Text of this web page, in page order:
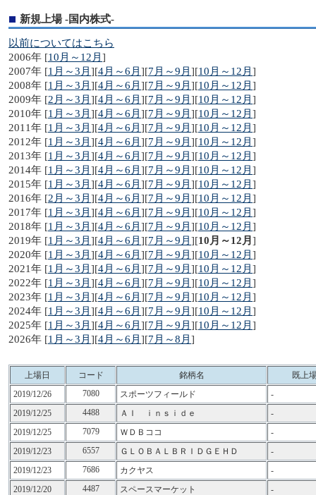
新規上場 -国内株式-
以前についてはこちら
2006年 [10月～12月 ]
2007年 [1月～3月 ][4月～6月 ][7月～9月 ][10月～12月 ]
2008年 [1月～3月 ][4月～6月 ][7月～9月 ][10月～12月 ]
2009年 [2月～3月 ][4月～6月 ][7月～9月 ][10月～12月 ]
2010年 [1月～3月 ][4月～6月 ][7月～9月 ][10月～12月 ]
2011年 [1月～3月 ][4月～6月 ][7月～9月 ][10月～12月 ]
2012年 [1月～3月 ][4月～6月 ][7月～9月 ][10月～12月 ]
2013年 [1月～3月 ][4月～6月 ][7月～9月 ][10月～12月 ]
2014年 [1月～3月 ][4月～6月 ][7月～9月 ][10月～12月 ]
2015年 [1月～3月 ][4月～6月 ][7月～9月 ][10月～12月 ]
2016年 [2月～3月 ][4月～6月 ][7月～9月 ][10月～12月 ]
2017年 [1月～3月 ][4月～6月 ][7月～9月 ][10月～12月 ]
2018年 [1月～3月 ][4月～6月 ][7月～9月 ][10月～12月 ]
2019年 [1月～3月 ][4月～6月 ][7月～9月 ][10月～12月 ]
2020年 [1月～3月 ][4月～6月 ][7月～9月 ][10月～12月 ]
2021年 [1月～3月 ][4月～6月 ][7月～9月 ][10月～12月 ]
2022年 [1月～3月 ][4月～6月 ][7月～9月 ][10月～12月 ]
2023年 [1月～3月 ][4月～6月 ][7月～9月 ][10月～12月 ]
2024年 [1月～3月 ][4月～6月 ][7月～9月 ][10月～12月 ]
2025年 [1月～3月 ][4月～6月 ][7月～9月 ][10月～12月 ]
2026年 [1月～3月 ][4月～6月 ][7月～8月 ]
上場日 コード 銘柄名
既上
2019/12/26
7080 スポーツフィールド
-
2019/12/25
4488 ＡＩ ｉｎｓｉｄｅ
-
2019/12/25
7079 ＷＤＢココ
-
2019/12/23
6557 ＧＬＯＢＡＬＢＲＩＤＧＥＨＤ
-
2019/12/23
7686 カクヤス
-
2019/12/20
4487 スペースマーケット
-